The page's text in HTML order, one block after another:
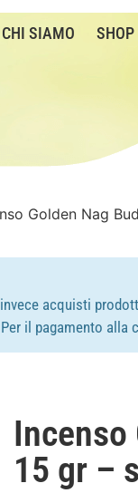
CHI SIAMO SHOP
Golden Nag
acquisti
il pagamento alla
Incenso
15 gr –